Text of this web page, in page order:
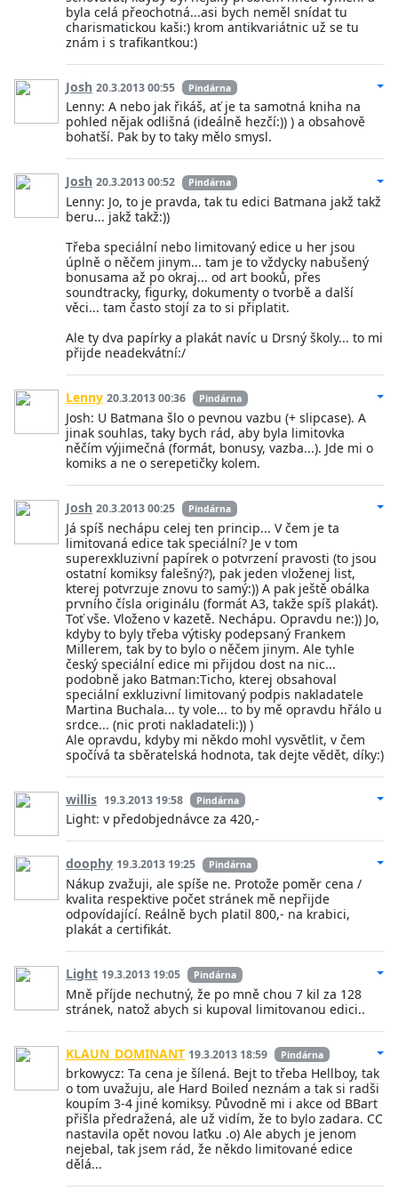
byla celá přeochotná...asi bych neměl snídat tu
charismatickou kaši:) krom antikvariátnic už se tu
znám i s trafikantkou:)
Josh 20.3.2013 00:55 Pindárna
Lenny: A nebo jak řikáš, ať je ta samotná kniha na
pohled nějak odlišná (ideálně hezčí:)) ) a obsahově
bohatší. Pak by to taky mělo smysl.
Josh 20.3.2013 00:52 Pindárna
Lenny: Jo, to je pravda, tak tu edici Batmana jakž takž
beru... jakž takž:))
Třeba speciální nebo limitovaný edice u her jsou
úplně o něčem jinym... tam je to vždycky nabušený
bonusama až po okraj... od art booků, přes
soundtracky, figurky, dokumenty o tvorbě a další
věci... tam často stojí za to si připlatit.
Ale ty dva papírky a plakát navíc u Drsný školy... to mi
přijde neadekvátní:/
Lenny 20.3.2013 00:36 Pindárna
Josh: U Batmana šlo o pevnou vazbu (+ slipcase). A
jinak souhlas, taky bych rád, aby byla limitovka
něčím výjimečná (formát, bonusy, vazba...). Jde mi o
komiks a ne o serepetičky kolem.
Josh 20.3.2013 00:25 Pindárna
Já spíš nechápu celej ten princip... V čem je ta
limitovaná edice tak speciální? Je v tom
superexkluzivní papírek o potvrzení pravosti (to jsou
ostatní komiksy falešný?), pak jeden vloženej list,
kterej potvrzuje znovu to samý:)) A pak ještě obálka
prvního čísla originálu (formát A3, takže spíš plakát).
Toť vše. Vloženo v kazetě. Nechápu. Opravdu ne:)) Jo,
kdyby to byly třeba výtisky podepsaný Frankem
Millerem, tak by to bylo o něčem jinym. Ale tyhle
český speciální edice mi přijdou dost na nic...
podobně jako Batman:Ticho, kterej obsahoval
speciální exkluzivní limitovaný podpis nakladatele
Martina Buchala... ty vole... to by mě opravdu hřálo u
srdce... (nic proti nakladateli:)) )
Ale opravdu, kdyby mi někdo mohl vysvětlit, v čem
spočívá ta sběratelská hodnota, tak dejte vědět, díky:)
willis 19.3.2013 19:58 Pindárna
Light: v předobjednávce za 420,-
doophy 19.3.2013 19:25 Pindárna
Nákup zvažuji, ale spíše ne. Protože poměr cena /
kvalita respektive počet stránek mě nepřijde
odpovídající. Reálně bych platil 800,- na krabici,
plakát a certifikát.
Light 19.3.2013 19:05 Pindárna
Mně příjde nechutný, že po mně chou 7 kil za 128
stránek, natož abych si kupoval limitovanou edici..
KLAUN_DOMINANT 19.3.2013 18:59 Pindárna
brkowycz: Ta cena je šílená. Bejt to třeba Hellboy, tak
o tom uvažuju, ale Hard Boiled neznám a tak si radši
koupím 3-4 jiné komiksy. Původně mi i akce od BBart
přišla předražená, ale už vidím, že to bylo zadara. CC
nastavila opět novou laťku .o) Ale abych je jenom
nejebal, tak jsem rád, že někdo limitované edice
dělá...